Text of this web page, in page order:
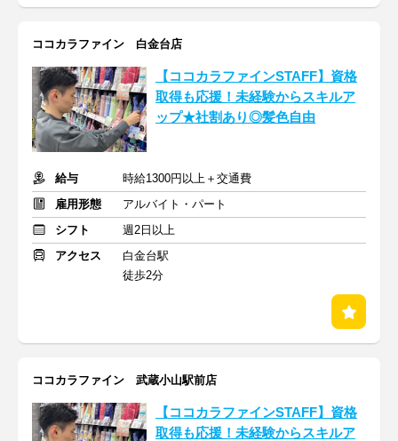
ココカラファイン 白金台店
【ココカラファインSTAFF】資格
取得も応援！未経験からスキルア
ップ★社割あり◎髪色自由
給与
時給1300円以上＋交通費
雇用形態
アルバイト・パート
シフト
週2日以上
アクセス
白金台駅
徒歩2分
ココカラファイン 武蔵小山駅前店
【ココカラファインSTAFF】資格
取得も応援！未経験からスキルア